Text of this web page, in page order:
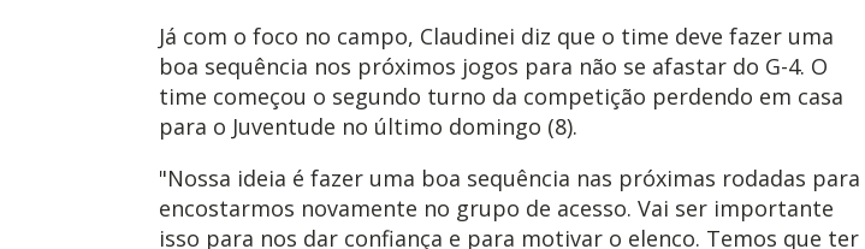
Já com o foco no campo, Claudinei diz que o time deve fazer uma
boa sequência nos próximos jogos para não se afastar do G-4. O
time começou o segundo turno da competição perdendo em casa
para o Juventude no último domingo (8).
"Nossa ideia é fazer uma boa sequência nas próximas rodadas para
encostarmos novamente no grupo de acesso. Vai ser importante
isso para nos dar confiança e para motivar o elenco. Temos que ter